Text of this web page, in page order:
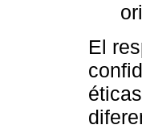
El